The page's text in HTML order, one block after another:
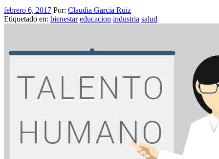
febrero 6, 2017 Por: Claudia Garcia Ruiz
Etiquetado en: bienestar educacion industria salud